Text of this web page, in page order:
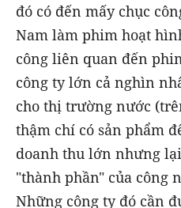
đó có đến mấy chục
Nam làm phim hoạt
công liên quan đến
công ty lớn cả nghìn
cho thị trường nước
thậm chí có sản phẩm
doanh thu lớn nhưng
"thành phần" của công
Những công ty đó cần